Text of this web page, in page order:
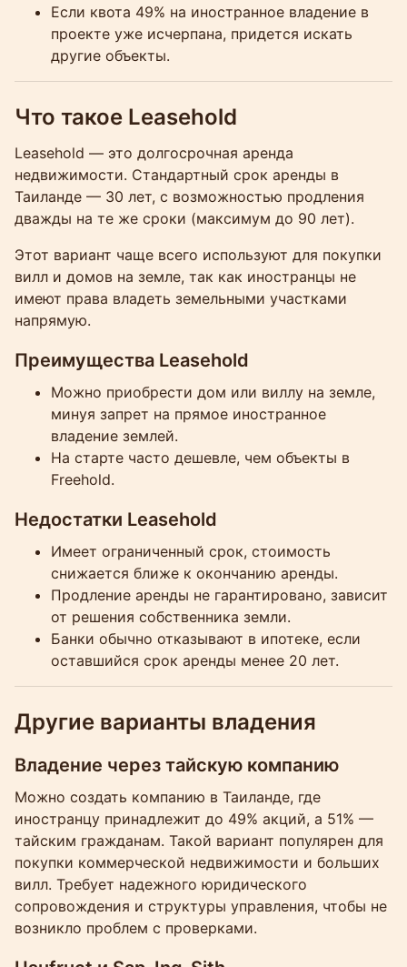
Если квота 49% на иностранное владение в
проекте уже исчерпана, придется искать
другие объекты.
Что такое Leasehold
Leasehold — это долгосрочная аренда
недвижимости. Стандартный срок аренды в
Таиланде — 30 лет, с возможностью продления
дважды на те же сроки (максимум до 90 лет).
Этот вариант чаще всего используют для покупки
вилл и домов на земле, так как иностранцы не
имеют права владеть земельными участками
напрямую.
Преимущества Leasehold
Можно приобрести дом или виллу на земле,
минуя запрет на прямое иностранное
владение землей.
На старте часто дешевле, чем объекты в
Freehold.
Недостатки Leasehold
Имеет ограниченный срок, стоимость
снижается ближе к окончанию аренды.
Продление аренды не гарантировано, зависит
от решения собственника земли.
Банки обычно отказывают в ипотеке, если
оставшийся срок аренды менее 20 лет.
Другие варианты владения
Владение через тайскую компанию
Можно создать компанию в Таиланде, где
иностранцу принадлежит до 49% акций, а 51% —
тайским гражданам. Такой вариант популярен для
покупки коммерческой недвижимости и больших
вилл. Требует надежного юридического
сопровождения и структуры управления, чтобы не
возникло проблем с проверками.